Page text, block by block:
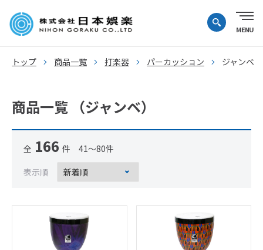
トップ 商品一覧 打楽器 パーカッション ジャンベ
商品一覧 （ジャンベ）
全 166 件 41～80件
表示順